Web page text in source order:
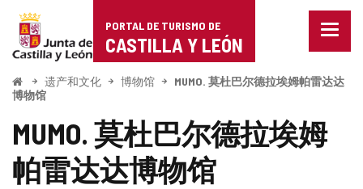
Portal
de
Turismo
de
Castilla
PORTAL DE TURISMO DE
CASTILLA Y LEÓN
菜
关
开
始
遗产和文化 博物馆
MUMO. 莫杜巴尔德拉埃姆帕雷达达
博物馆
MUMO. 莫杜巴尔德拉埃姆
帕雷达达博物馆